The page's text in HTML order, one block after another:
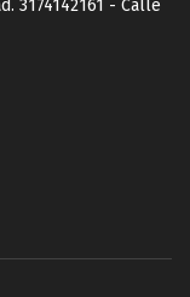
3174142161 - Calle